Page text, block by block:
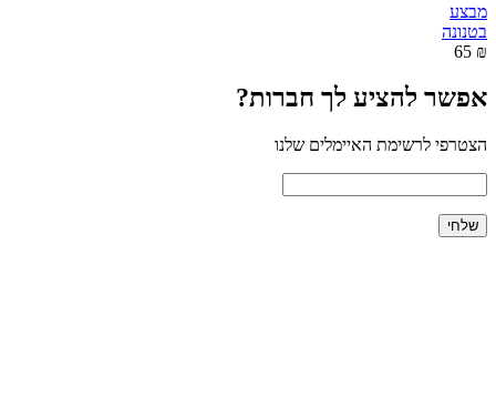
מבצע
בטנונה
₪ 65
אפשר להציע לך חברות?
הצטרפי לרשימת האיימלים שלנו